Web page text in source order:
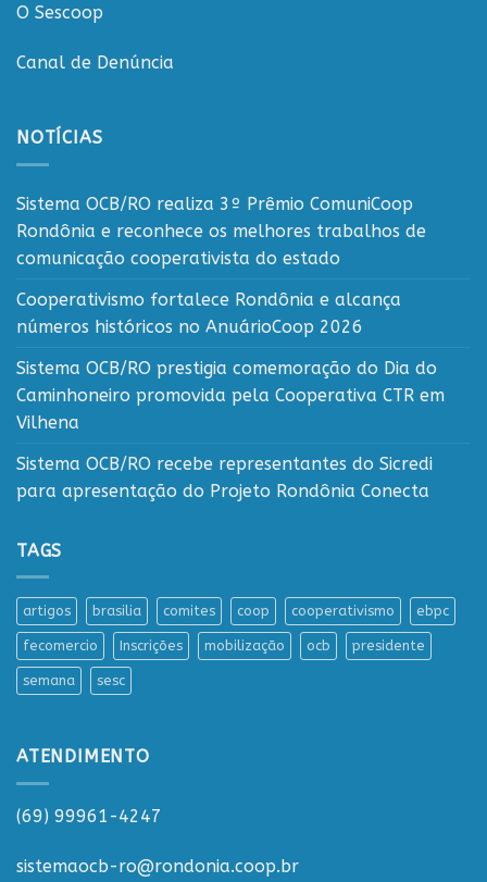
O Sescoop
Canal de Denúncia
NOTÍCIAS
Sistema OCB/RO realiza 3º Prêmio ComuniCoop
Rondônia e reconhece os melhores trabalhos de
comunicação cooperativista do estado
Cooperativismo fortalece Rondônia e alcança
números históricos no AnuárioCoop 2026
Sistema OCB/RO prestigia comemoração do Dia do
Caminhoneiro promovida pela Cooperativa CTR em
Vilhena
Sistema OCB/RO recebe representantes do Sicredi
para apresentação do Projeto Rondônia Conecta
TAGS
artigos brasilia comites coop cooperativismo ebpc
fecomercio Inscrições mobilização ocb presidente
semana sesc
ATENDIMENTO
(69) 99961-4247
sistemaocb-ro@rondonia.coop.br